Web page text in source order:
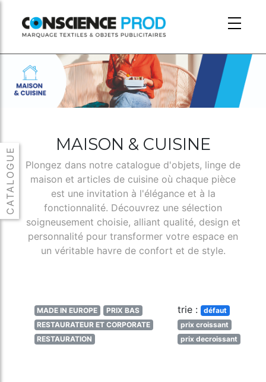
MAISON & CUISINE
Plongez dans notre catalogue d'objets, linge de
maison et articles de cuisine où chaque pièce
est une invitation à l'élégance et à la
fonctionnalité. Découvrez une sélection
soigneusement choisie, alliant qualité, design et
personnalité pour transformer votre espace en
un véritable havre de confort et de style.
MADE IN EUROPE
PRIX BAS
RESTAURATEUR ET CORPORATE
RESTAURATION
trie : défaut
prix croissant
prix decroissant